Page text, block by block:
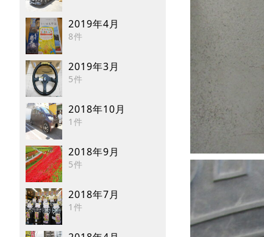
2019年4月
8件
2019年3月
5件
2018年10月
1件
2018年9月
5件
2018年7月
1件